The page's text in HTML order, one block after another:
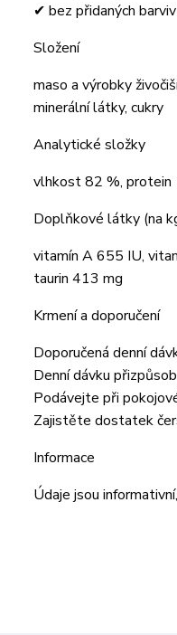
✔ bez přidaných barviv
Složení
maso a výrobky
minerální látky, cukry
Analytické složky
vlhkost 82 %, protein
Doplňkové látky (na
vitamín A 655 IU,
taurin 413 mg
Krmení a doporučení
Doporučená denní
Denní dávku
Podávejte při
Zajistěte dostatek
Informace
Údaje jsou